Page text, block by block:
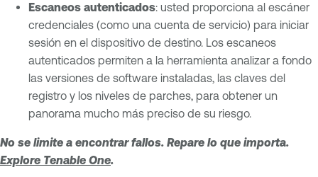
Escaneos autenticados: usted proporciona al escáner
credenciales (como una cuenta de servicio) para iniciar
sesión en el dispositivo de destino. Los escaneos
autenticados permiten a la herramienta analizar a fondo
las versiones de software instaladas, las claves del
registro y los niveles de parches, para obtener un
panorama mucho más preciso de su riesgo.
No se limite a encontrar fallos. Repare lo que importa.
Explore Tenable One.